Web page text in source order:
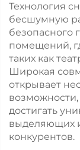
Технология
бесшумную
безопасного
помещений,
таких как
Широкая
открывает
достигать
выделяющих
конкурентов.